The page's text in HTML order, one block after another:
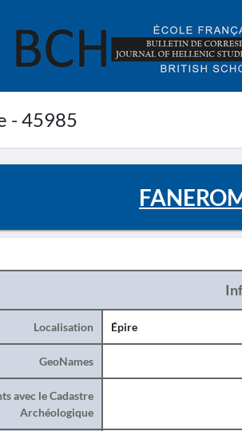
- 45985
Localisation Épire
GeoNames
avec le Cadastre
Archéologique